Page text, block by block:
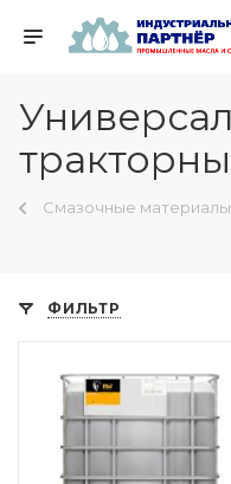
Смазочные материалы
ФИЛЬТР